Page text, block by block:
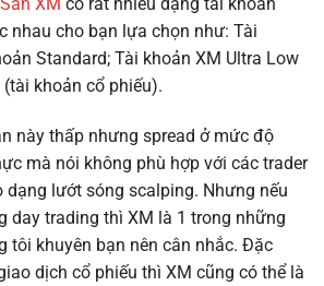
nhau cho bạn lựa chọn như: Tài
Standard; Tài khoản XM Ultra Low
khoản cổ phiếu).
này thấp nhưng spread ở mức độ
mà nói không phù hợp với các trader
dạng lướt sóng scalping. Nhưng nếu
day trading thì XM là 1 trong những
tôi khuyên bạn nên cân nhắc. Đặc
dịch cổ phiếu thì XM cũng có thể là